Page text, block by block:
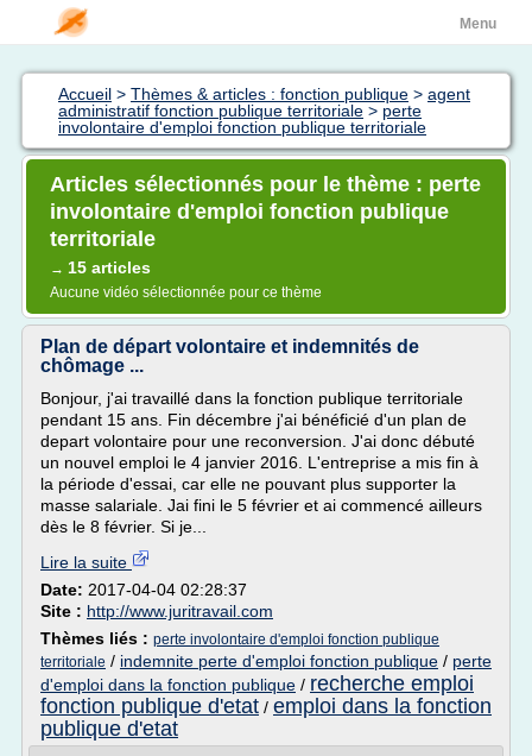
Menu
Accueil > Thèmes & articles : fonction publique > agent
administratif fonction publique territoriale > perte
involontaire d'emploi fonction publique territoriale
Articles sélectionnés pour le thème : perte
involontaire d'emploi fonction publique
territoriale
→ 15 articles
Aucune vidéo sélectionnée pour ce thème
Plan de départ volontaire et indemnités de
chômage ...
Bonjour, j'ai travaillé dans la fonction publique territoriale
pendant 15 ans. Fin décembre j'ai bénéficié d'un plan de
depart volontaire pour une reconversion. J'ai donc débuté
un nouvel emploi le 4 janvier 2016. L'entreprise a mis fin à
la période d'essai, car elle ne pouvant plus supporter la
masse salariale. Jai fini le 5 février et ai commencé ailleurs
dès le 8 février. Si je...
Lire la suite
Date: 2017-04-04 02:28:37
Site : http://www.juritravail.com
Thèmes liés : perte involontaire d'emploi fonction publique
territoriale / indemnite perte d'emploi fonction publique / perte
d'emploi dans la fonction publique / recherche emploi
fonction publique d'etat / emploi dans la fonction
publique d'etat